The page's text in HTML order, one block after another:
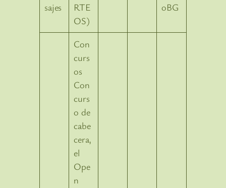
RTE
OS)
oBG
Con
curs
os
Con
curs
o de
cabe
cera,
el
Ope
n